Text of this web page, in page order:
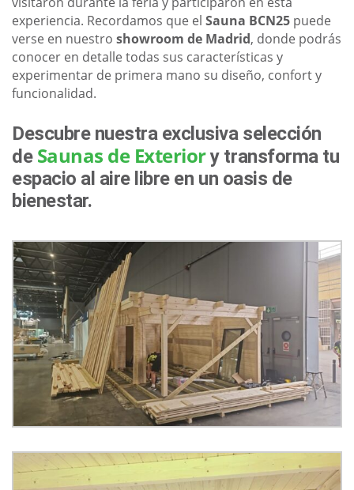
experiencia. Recordamos que el Sauna BCN25 puede
verse en nuestro showroom de Madrid, donde podrás
conocer en detalle todas sus características y
experimentar de primera mano su diseño, confort y
funcionalidad.
Descubre nuestra exclusiva selección
de Saunas de Exteriory transforma tu
espacio al aire libre en un oasis de
bienestar.